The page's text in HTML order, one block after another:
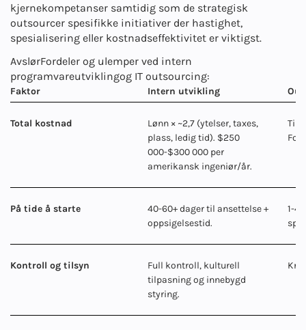
kjernekompetanser samtidig som de strategisk
outsourcer spesifikke initiativer der hastighet,
spesialisering eller kostnadseffektivitet er viktigst.
AvslørFordeler og ulemper ved intern
programvareutviklingog IT outsourcing:
Faktor Intern utvikling
Total kostnad
Lønn × ~2,7 (ytelser, taxes,
plass, ledig tid). $250
000-$300 000 per
amerikansk ingeniør/år.
På tide å starte
40-60+ dager til ansettelse +
oppsigelsestid.
1-4
Kontroll og tilsyn
Full kontroll, kulturell
tilpasning og innebygd
styring.